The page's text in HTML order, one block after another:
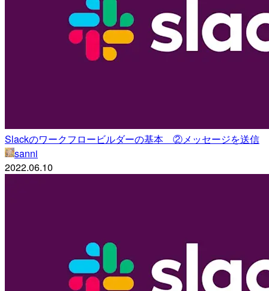
Slackのワークフロービルダーの基本 ②メッセージを送信
sanni
2022.06.10